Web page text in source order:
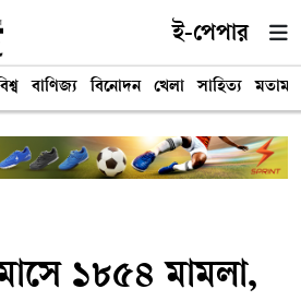
ই-পেপার
বাণিজ্য বিনোদন খেলা সাহিত্য মতামত
১৮৫৪ মামলা,